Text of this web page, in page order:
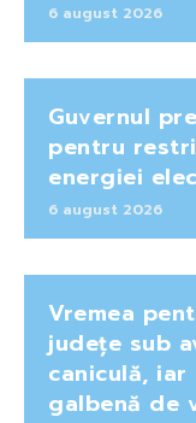
6 august 2026
Guvernul
pentru
energiei
6 august 2026
Vremea
județe sub
caniculă,
galbenă de